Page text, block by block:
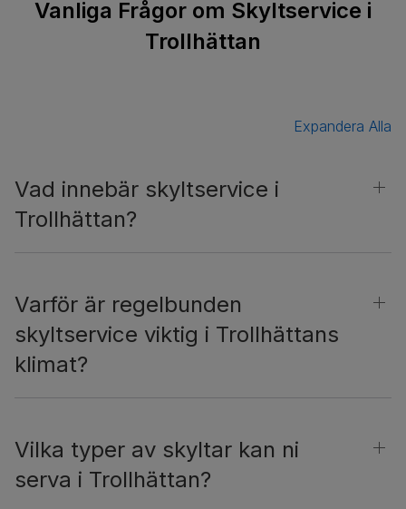
Vanliga Frågor om Skyltservice i
Trollhättan
Expandera Alla
Vad innebär skyltservice i
Trollhättan?
Varför är regelbunden
skyltservice viktig i Trollhättans
klimat?
Vilka typer av skyltar kan ni
serva i Trollhättan?